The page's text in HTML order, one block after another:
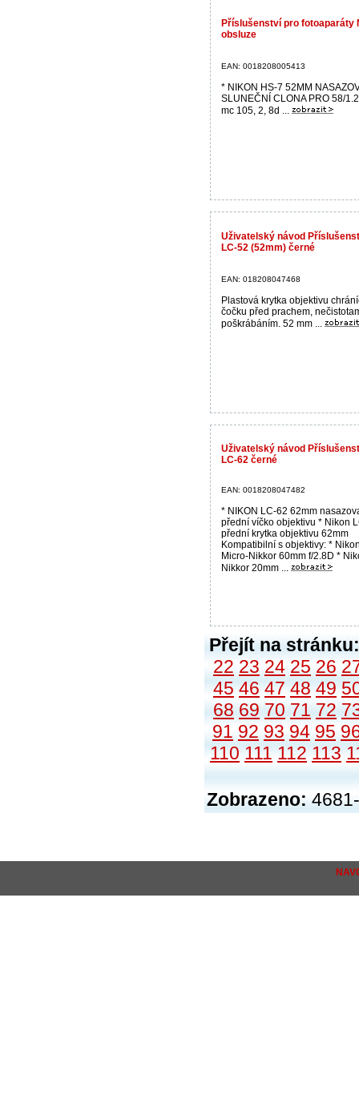
Příslušenství pro fotoaparáty
obsluze
EAN: 0018208005413
* NIKON HS-7 52MM
SLUNEČNÍ CLONA PRO 58/
mc 105, 2, 8d ...
Uživatelský návod
LC-52 (52mm) černé
EAN: 018208047468
Plastová krytka objektivu
čočku před prachem,
poškrábáním. 52 mm ...
Uživatelský návod
LC-62 černé
EAN: 0018208047482
* NIKON LC-62 62mm
přední víčko objektivu * Nikon
přední krytka objektivu 62mm
Kompatibilní s objektivy: *
Micro-Nikkor 60mm f/2.8D *
Nikkor 20mm ...
Přejít na stránku:
22 23 24 25 26
45 46 47 48 49
68 69 70 71 72
91 92 93 94 95
110 111 112 113
Zobrazeno: